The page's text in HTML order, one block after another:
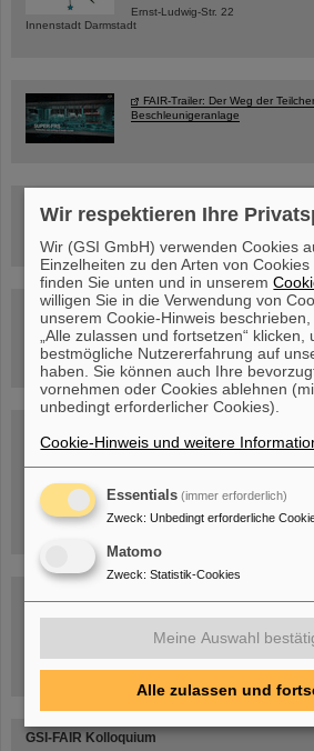
Ernst-Ludwig-Str. 22
Innenstadt Darmstadt
FAIR-Trailer: Der Weg der
Beschleunigeranlage
Rundflug über die FAIR-
Besichtigung von GSI/FAIR –
jetzt Termin buchen!
GSI-FAIR Kolloquium
Wir respektieren Ihre
Wir (GSI GmbH) verwenden Cookies
Einzelheiten zu den Arten von
finden Sie unten und in unserem
willigen Sie in die Verwendung von
unserem Cookie-Hinweis
„Alle zulassen und fortsetzen“ klicken,
bestmögliche Nutzererfahrung auf
haben. Sie können auch Ihre
vornehmen oder Cookies ablehnen
unbedingt erforderlicher Cookies).
Cookie-Hinweis und weitere
Essentials (immer erforderlich)
Zweck: Unbedingt erforderliche
Matomo
Zweck: Statistik-Cookies
Meine Auswahl
Alle zulassen und